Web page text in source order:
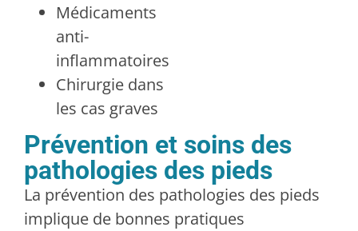
Médicaments
anti-
inflammatoires
Chirurgie dans
les cas graves
Prévention et soins des
pathologies des pieds
La prévention des pathologies des pieds
implique de bonnes pratiques